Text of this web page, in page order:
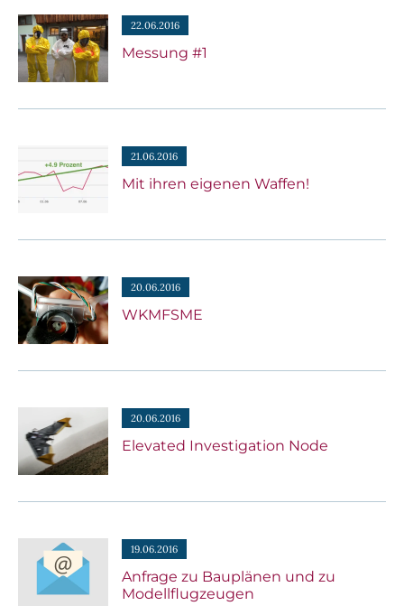
22.06.2016
Messung #1
21.06.2016
Mit ihren eigenen Waffen!
20.06.2016
WKMFSME
20.06.2016
Elevated Investigation Node
19.06.2016
Anfrage zu Bauplänen und zu
Modellflugzeugen